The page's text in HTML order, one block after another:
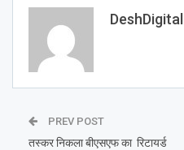
DeshDigital
PREV POST
तस्कर निकला बीएसएफ का रिटायर्ड